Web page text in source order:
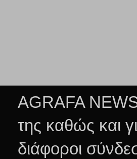
AGRAFA
της καθώς και
διάφοροι